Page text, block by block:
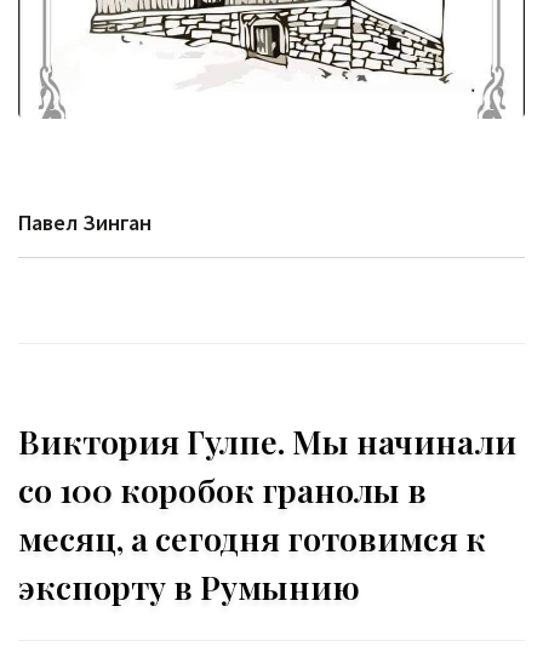
Павел Зинган
Виктория Гулпе. Мы начинали
со 100 коробок гранолы в
месяц, а сегодня готовимся к
экспорту в Румынию